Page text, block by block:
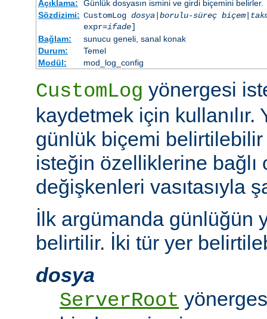
Açıklama:
Günlük dosyasın ismini ve girdi biçemini belirler.
Sözdizimi: CustomLog dosya|borulu-süreç biçem|
expr=ifade]
Bağlam:
sunucu geneli, sanal konak
Durum:
Temel
Modül:
mod_log_config
CustomLog yönergesi
kaydetmek için
günlük biçemi belirtilebilir
isteğin özelliklerine bağlı
değişkenleri vasıtasıyla
İlk argümanda günlüğün
belirtilir. İki tür yer
dosya
ServerRoot